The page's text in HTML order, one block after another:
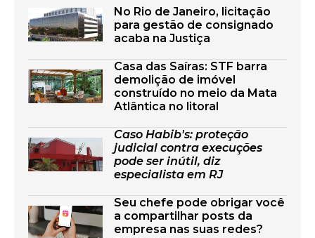
No Rio de Janeiro, licitação
para gestão de consignado
acaba na Justiça
Casa das Saíras: STF barra
demolição de imóvel
construído no meio da Mata
Atlântica no litoral
Caso Habib's: proteção
judicial contra execuções
pode ser inútil, diz
especialista em RJ
Seu chefe pode obrigar você
a compartilhar posts da
empresa nas suas redes?